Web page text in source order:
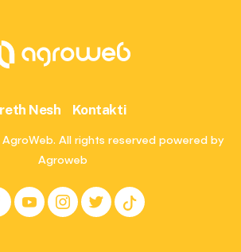
Nesh Kontakti
All rights reserved powered by
Agroweb